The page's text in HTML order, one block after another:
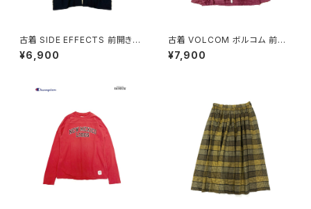
古着 SIDE EFFECTS 前開き
総柄 レオパード柄 長袖 ニット
アウター ベージュ (ttu250905
¥6,900
古着 VOLCOM ボルコム 前開
き 無地 ブランドロゴ 刺繍 ナイ
ロン100％ 長袖 アウター ライト
¥7,900